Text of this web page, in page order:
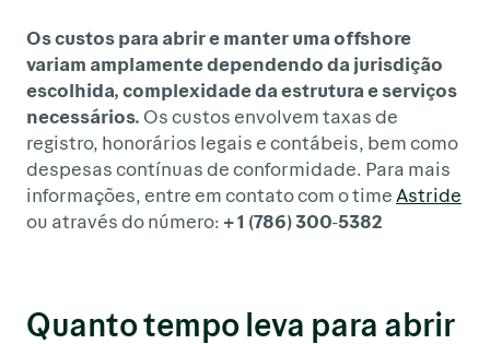
Os custos para abrir e manter uma offshore
variam amplamente dependendo da jurisdição
escolhida, complexidade da estrutura e serviços
necessários. Os custos envolvem taxas de
registro, honorários legais e contábeis, bem como
despesas contínuas de conformidade. Para mais
informações, entre em contato com o time Astride
ou através do número: + 1 (786) 300-5382
Quanto tempo leva para abrir